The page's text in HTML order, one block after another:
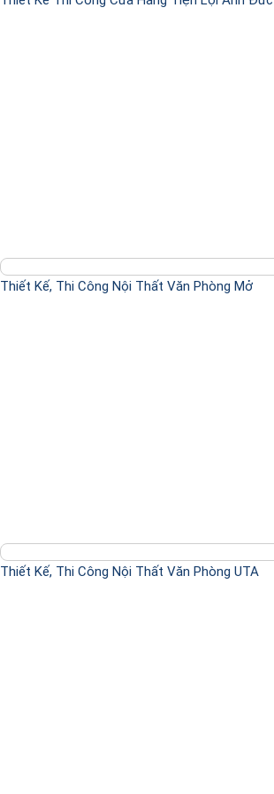
Thiết Kế, Thi Công Nội Thất Văn Phòng Mở
Thiết Kế, Thi Công Nội Thất Văn Phòng UTA